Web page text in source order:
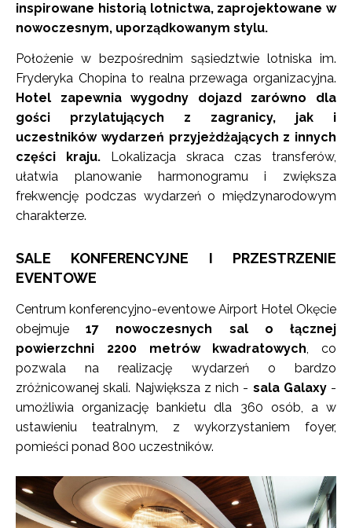
inspirowane historią lotnictwa, zaprojektowane w
nowoczesnym, uporządkowanym stylu.
Położenie w bezpośrednim sąsiedztwie lotniska im.
Fryderyka Chopina to realna przewaga organizacyjna.
Hotel zapewnia wygodny dojazd zarówno dla
gości przylatujących z zagranicy, jak i
uczestników wydarzeń przyjeżdżających z innych
części kraju.
Lokalizacja skraca czas transferów,
ułatwia planowanie harmonogramu i zwiększa
frekwencję podczas wydarzeń o międzynarodowym
charakterze.
SALE KONFERENCYJNE I PRZESTRZENIE
EVENTOWE
Centrum konferencyjno-eventowe Airport Hotel Okęcie
obejmuje17 nowoczesnych sal o łącznej
powierzchni 2200 metrów kwadratowych, co
pozwala na realizację wydarzeń o bardzo
zróżnicowanej skali. Największa z nich - sala Galaxy-
umożliwia organizację bankietu dla 360 osób, a w
ustawieniu teatralnym, z wykorzystaniem foyer,
pomieści ponad 800 uczestników.